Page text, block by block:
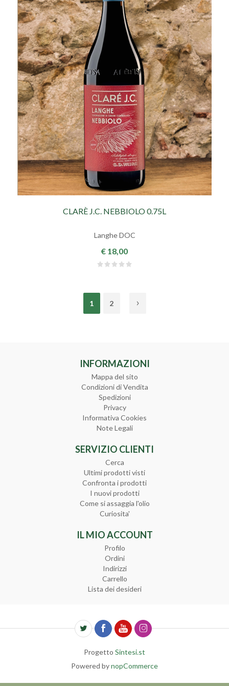
CLARÈ J.C. NEBBIOLO 0.75L
Langhe DOC
€ 18,00
1 2
INFORMAZIONI
Mappa del sito
Condizioni di Vendita
Spedizioni
Privacy
Informativa Cookies
Note Legali
SERVIZIO CLIENTI
Cerca
Ultimi prodotti visti
Confronta i prodotti
I nuovi prodotti
Come si assaggia l'olio
Curiosita'
IL MIO ACCOUNT
Profilo
Ordini
Indirizzi
Carrello
Lista dei desideri
Progetto Sintesi.st
Powered bynopCommerce